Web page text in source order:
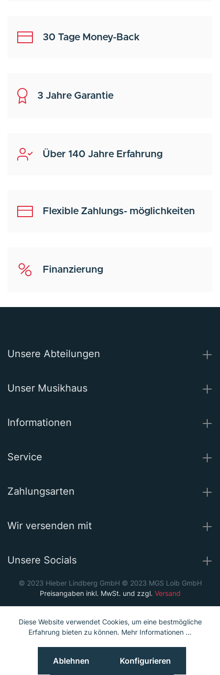
30 Tage Money-Back
3 Jahre Garantie
Über 140 Jahre Erfahrung
Flexible Zahlungs- möglichkeiten
Finanzierung
Unsere Abteilungen
Unser Musikhaus
Informationen
Service
Zahlungsarten
Wir versenden mit
Unsere Socials
© 2023 Hieber Lindberg GmbH © 2023 MGS Loib GmbH
Preisangaben inkl. MwSt. und zzgl. Versand
Diese Website verwendet Cookies, um eine bestmögliche
Erfahrung bieten zu können. Mehr Informationen ...
Ablehnen Konfigurieren